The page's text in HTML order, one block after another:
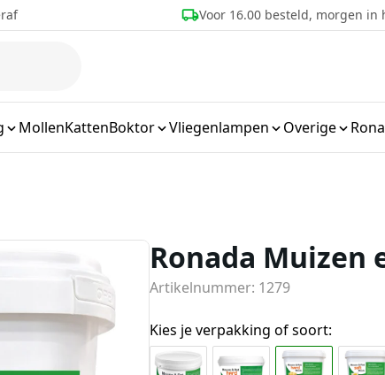
morgen in huis Meer dan 25 jaar ervaring
MollenKattenBoktor Vliegenlampen Overige
Ronada Muizen
Artikelnummer: 1279
Kies je verpakking of soort: